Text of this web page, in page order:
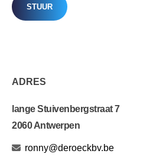
STUUR
ADRES
lange Stuivenbergstraat 7
2060 Antwerpen
ronny@deroeckbv.be